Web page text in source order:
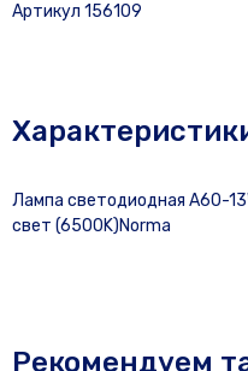
Артикул 156109
Лампа светодиодная A60-
свет (6500K)Norma
Рекомендуем